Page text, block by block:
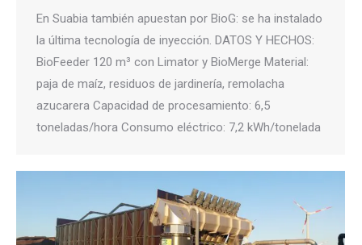
En Suabia también apuestan por BioG: se ha instalado
la última tecnología de inyección. DATOS Y HECHOS:
BioFeeder 120 m³ con Limator y BioMerge Material:
paja de maíz, residuos de jardinería, remolacha
azucarera Capacidad de procesamiento: 6,5
toneladas/hora Consumo eléctrico: 7,2 kWh/tonelada